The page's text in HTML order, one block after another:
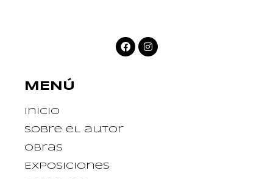
MENÚ
Inicio
Sobre el autor
Obras
Exposiciones